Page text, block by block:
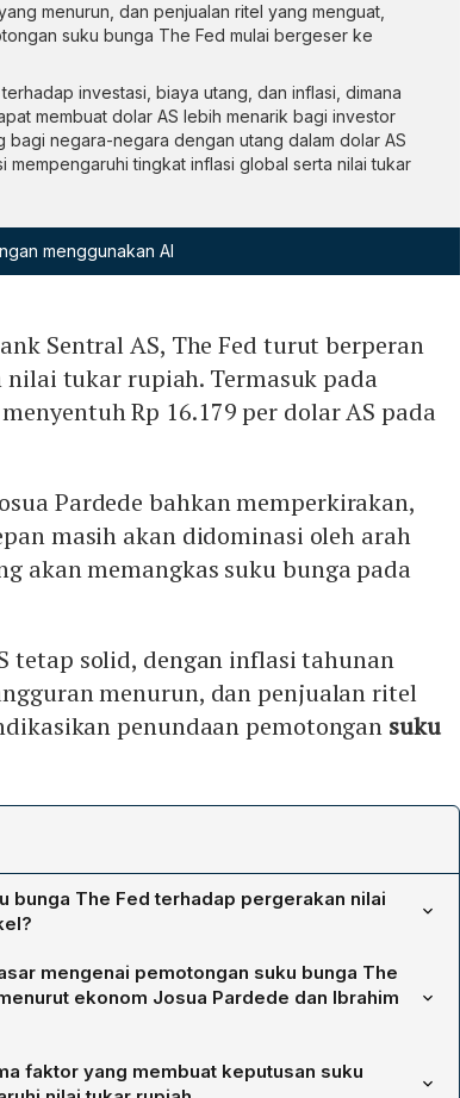
menurun, dan penjualan ritel yang menguat,
suku bunga The Fed mulai bergeser ke
investasi, biaya utang, dan inflasi, dimana
membuat dolar AS lebih menarik bagi investor
bagi negara-negara dengan utang dalam dolar AS
tingkat inflasi global serta nilai tukar
menggunakan AI
Sentral AS, The Fed turut berperan
nilai tukar rupiah. Termasuk pada
Rp 16.179 per dolar AS pada
Pardede bahkan memperkirakan,
masih akan didominasi oleh arah
akan memangkas suku bunga pada
tetap solid, dengan inflasi tahunan
menurun, dan penjualan ritel
penundaan pemotongan suku
bunga The Fed terhadap pergerakan nilai
menjadi acuan utama bagi bank sentral di dunia,
The Fed menaikkan suku bunga, dolar AS menjadi
imbal hasil yang lebih tinggi, sehingga aliran
suku bunga menaikkan biaya pinjaman dalam
Indonesia, memengaruhi inflasi global, mengubah
mengenai pemotongan suku bunga The
ekonom Josua Pardede dan Ibrahim
The Fed akan mulai memangkas suku bunga pada
ekonomi AS yang solid—inflasi tahunan masih naik,
faktor yang membuat keputusan suku